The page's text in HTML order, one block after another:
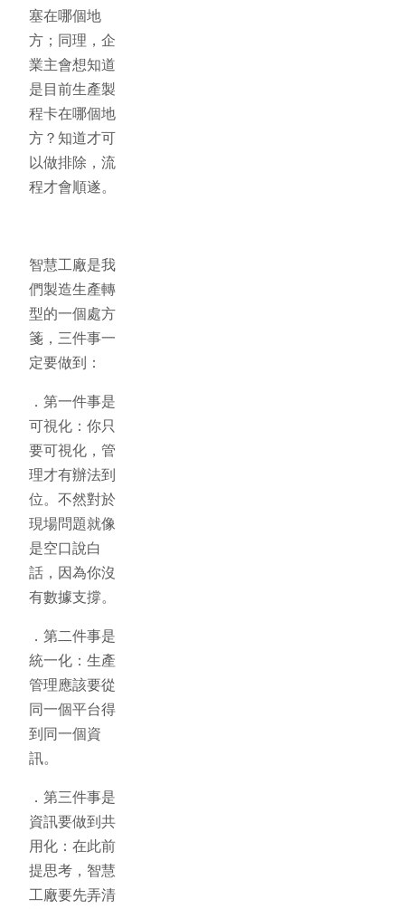
塞在哪個地
方；同理，企
業主會想知道
是目前生產製
程卡在哪個地
方？知道才可
以做排除，流
程才會順遂。
智慧工廠是我
們製造生產轉
型的一個處方
箋，三件事一
定要做到：
．第一件事是
可視化：你只
要可視化，管
理才有辦法到
位。不然對於
現場問題就像
是空口說白
話，因為你沒
有數據支撐。
． 第二件事是
統一化：生產
管理應該要從
同一個平台得
到同一個資
訊。
． 第三件事是
資訊要做到共
用化：在此前
提思考，智慧
工廠要先弄清